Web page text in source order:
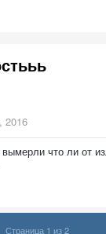
2016
что ли от
Страница 1 из 2